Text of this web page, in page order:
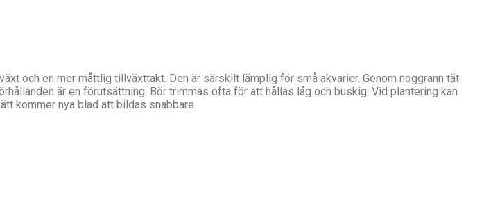
och en mer måttlig tillväxttakt. Den är särskilt lämplig för små akvarier. Genom noggrann tät
är en förutsättning. Bör trimmas ofta för att hållas låg och buskig. Vid plantering kan
kommer nya blad att bildas snabbare.